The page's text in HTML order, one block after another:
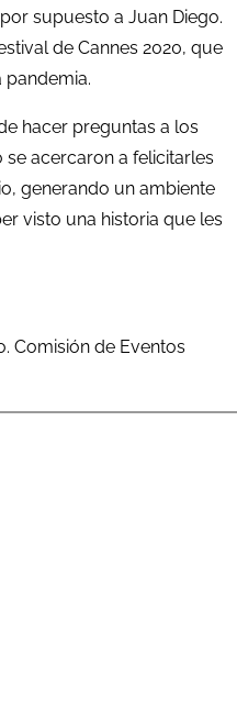
supuesto a Juan Diego.
de Cannes 2020, que
pandemia.
hacer preguntas a los
acercaron a felicitarles
generando un ambiente
visto una historia que les
Comisión de Eventos